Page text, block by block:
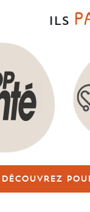
ILS
Découvrez